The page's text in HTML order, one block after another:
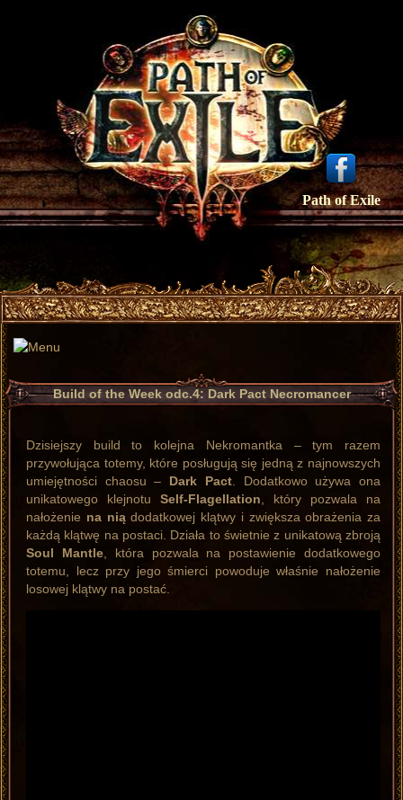
Path of Exile
Build of the Week odc.4: Dark Pact Necromancer
Dzisiejszy build to kolejna Nekromantka – tym razem
przywołująca totemy, które posługują się jedną z najnowszych
umiejętności chaosu – Dark Pact. Dodatkowo używa ona
unikatowego klejnotu Self-Flagellation, który pozwala na
nałożenie na niądodatkowej klątwy i zwiększa obrażenia za
każdą klątwę na postaci. Działa to świetnie z unikatową zbroją
Soul Mantle, która pozwala na postawienie dodatkowego
totemu, lecz przy jego śmierci powoduje właśnie nałożenie
losowej klątwy na postać.